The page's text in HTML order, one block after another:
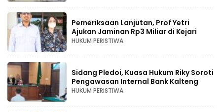
Pemeriksaan Lanjutan, Prof Yetri
Ajukan Jaminan Rp3 Miliar di Kejari
HUKUM PERISTIWA
Sidang Pledoi, Kuasa Hukum Riky Soroti
Pengawasan Internal Bank Kalteng
HUKUM PERISTIWA